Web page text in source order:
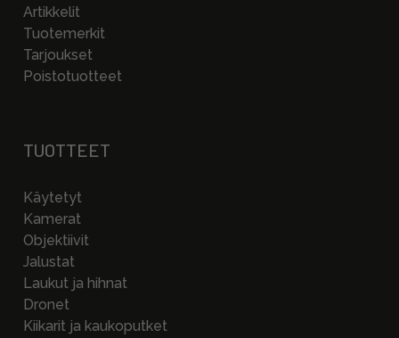
Artikkelit
Tuotemerkit
Tarjoukset
Poistotuotteet
TUOTTEET
Käytetyt
Kamerat
Objektiivit
Jalustat
Laukut ja hihnat
Dronet
Kiikarit ja kaukoputket